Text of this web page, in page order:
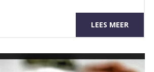
LEES MEER